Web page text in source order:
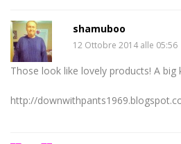
shamuboo
12 Ottobre 2014 alle 05:56
Those look like lovely products! A big
http://